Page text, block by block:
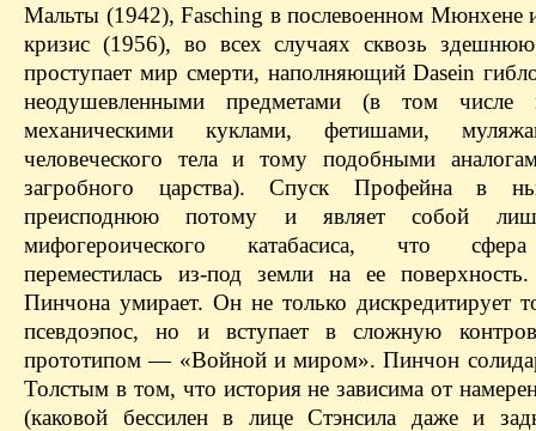
Мальты (1942), Fasching в послевоенном Мюнхене
кризис (1956), во всех случаях сквозь здешнюю
проступает мир смерти, наполняющий Dasein
неодушевленными предметами (в том числе
механическими куклами, фетишами,
человеческого тела и тому подобными
загробного царства). Спуск Профейна в
преисподнюю потому и являет собой
мифогероического катабасиса, что
переместилась из-под земли на ее
Пинчона умирает. Он не только дискредитирует
псевдоэпос, но и вступает в сложную
прототипом — «Войной и миром». Пинчон
Толстым в том, что история не зависима от
(каковой бессилен в лице Стэнсила даже и